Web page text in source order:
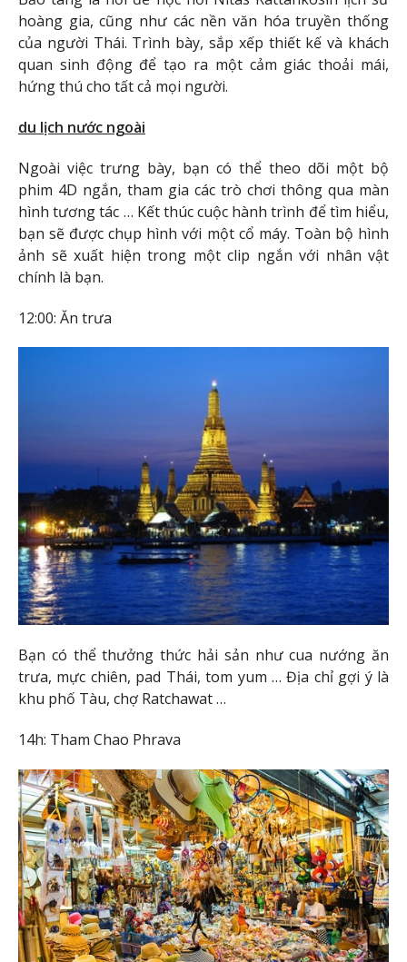
hoàng gia, cũng như các nền văn hóa truyền thống
của người Thái. Trình bày, sắp xếp thiết kế và khách
quan sinh động để tạo ra một cảm giác thoải mái,
hứng thú cho tất cả mọi người.
du lịch nước ngoài
Ngoài việc trưng bày, bạn có thể theo dõi một bộ
phim 4D ngắn, tham gia các trò chơi thông qua màn
hình tương tác … Kết thúc cuộc hành trình để tìm hiểu,
bạn sẽ được chụp hình với một cổ máy. Toàn bộ hình
ảnh sẽ xuất hiện trong một clip ngắn với nhân vật
chính là bạn.
12:00: Ăn trưa
Bạn có thể thưởng thức hải sản như cua nướng ăn
trưa, mực chiên, pad Thái, tom yum … Địa chỉ gợi ý là
khu phố Tàu, chợ Ratchawat …
14h: Tham Chao Phrava